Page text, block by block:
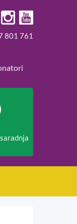
801 761